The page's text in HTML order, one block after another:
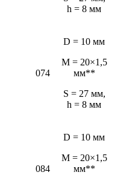
h = 8 мм
074
D = 10 мм
M = 20×1,5
мм**
S = 27 мм,
h = 8 мм
084
D = 10 мм
M = 20×1,5
мм**